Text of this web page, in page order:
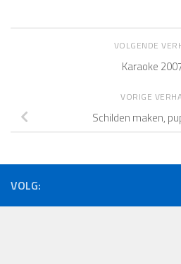
VOLGENDE
Karaoke
VORIGE
Schilden maken,
VOLG: